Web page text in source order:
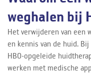
weghalen bij
Het verwijderen van een
en kennis van de huid.
HBO-opgeleide
werken met medische